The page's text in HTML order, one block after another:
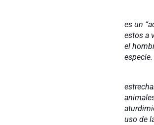
Que,
es un
estos a
el
especie.
Que,
uso de